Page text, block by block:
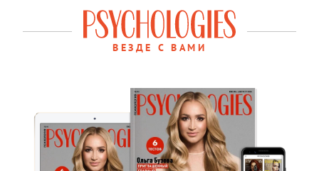
ВЕЗДЕ С ВАМИ